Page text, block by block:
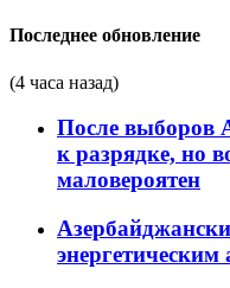
Последнее обновление
(4 часа назад)
После выборов
к разрядке, но
маловероятен